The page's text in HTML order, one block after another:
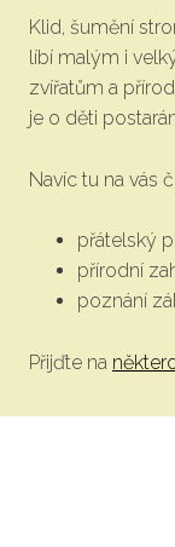
Klid, šumění
líbí malým i
zvířatům a
je o děti
Navíc tu na vás
přátelský
přírodní
poznání
Přijďte na